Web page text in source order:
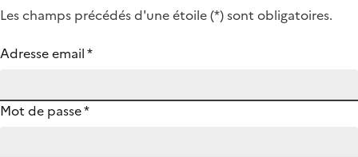
Les champs précédés d'une étoile (*) sont obligatoires.
Adresse email*
Mot de passe*